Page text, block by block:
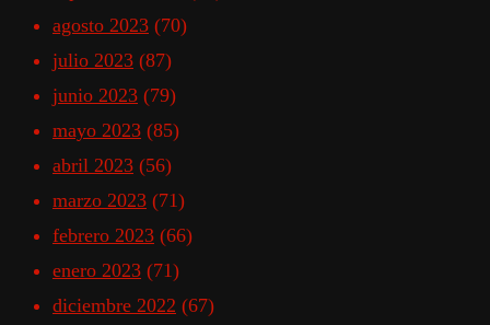
agosto 2023 (70)
julio 2023 (87)
junio 2023 (79)
mayo 2023 (85)
abril 2023 (56)
marzo 2023 (71)
febrero 2023 (66)
enero 2023 (71)
diciembre 2022 (67)